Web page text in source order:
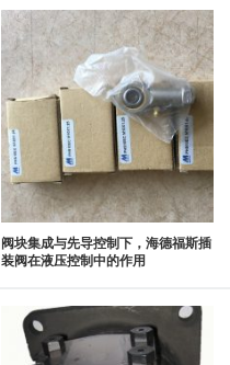
阀块集成与先导控制下，海德福斯插
装阀在液压控制中的作用